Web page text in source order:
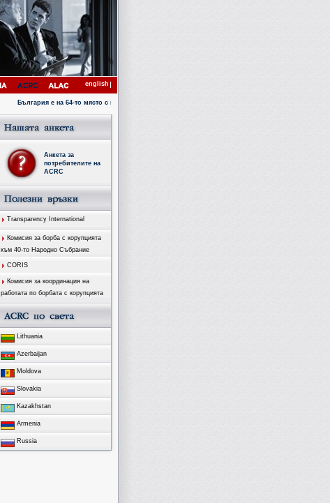
english
България е на 64-то място с коефициент 4.1 в Индекса за възприятие на корупцията за 2007
Анкета за
потребителите на
ACRC
Transparency International
Комисия за борба с корупцията
към 40-то Народно Събрание
CORIS
Комисия за координация на
работата по борбата с корупцията
Lithuania
Azerbaijan
Moldova
Slovakia
Kazakhstan
Armenia
Russia